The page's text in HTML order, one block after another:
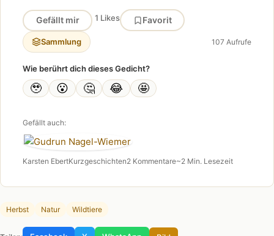
Gefällt mir 1 Likes Favorit
Sammlung 107 Aufrufe
Wie berührt dich dieses Gedicht?
🥹 😮 🤔 😂 🤩
Gefällt auch:
Karsten EbertKurzgeschichten2 Kommentare~2 Min. Lesezeit
Herbst Natur Wildtiere